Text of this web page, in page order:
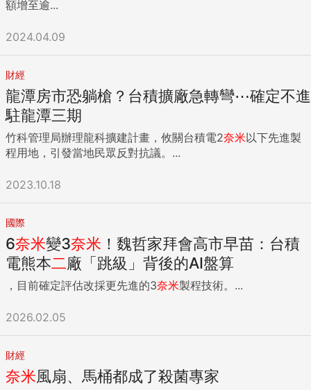
額增至逾...
2024.04.09
財經
龍潭房市恐躺槍？台積擴廠急轉彎⋯確定不進
駐龍潭三期
竹科管理局辦理龍科擴建計畫，攸關台積電2奈米以下先進製
程用地，引發當地民眾反對抗議。...
2023.10.18
國際
6奈米變3奈米 ！魏哲家拜會高市早苗：台積
電熊本二廠「跳級」背後的AI盤算
，目前確定評估改採更先進的3奈米製程技術。...
2026.02.05
財經
奈米風扇、馬桶都成了殺菌專家